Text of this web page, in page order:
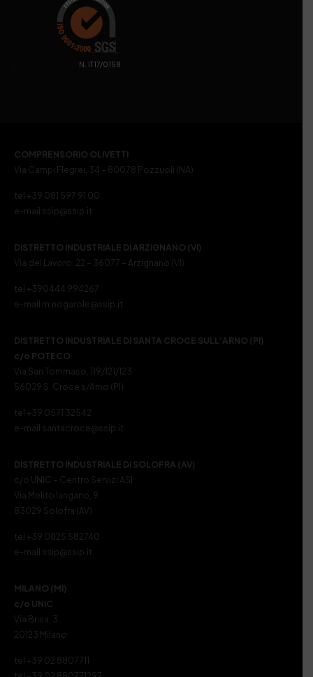
. N. IT17/0158
COMPRENSORIO OLIVETTI
Via Campi Flegrei, 34 – 80078 Pozzuoli (NA)
tel +39 081 597 91 00
e-mail ssip@ssip.it
DISTRETTO INDUSTRIALE DI ARZIGNANO (VI)
Via del Lavoro, 22 – 36077 – Arzignano (VI)
tel +390444 994267
e-mail m.nogarole@ssip.it
DISTRETTO INDUSTRIALE DI SANTA CROCE SULL’ARNO (PI)
c/o POTECO
Via San Tommaso, 119/121/123
56029 S. Croce s/Arno (PI)
tel +39 0571 32542
e-mail santacroce@ssip.it
DISTRETTO INDUSTRIALE DI SOLOFRA (AV)
c/o UNIC – Centro Servizi ASI
Via Melito Iangano, 9
83029 Solofra (AV)
tel +39 0825 582740
e-mail ssip@ssip.it
MILANO (MI)
c/o UNIC
Via Brisa, 3
20123 Milano
tel +39 02 8807711